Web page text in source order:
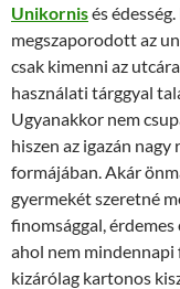
Unikornisés
megszaporodott az
csak kimenni az
használati tárggyal
Ugyanakkor nem
hiszen az igazán
formájában. Akár
gyermekét szeretné
finomsággal,
ahol nem
kizárólag kartonos